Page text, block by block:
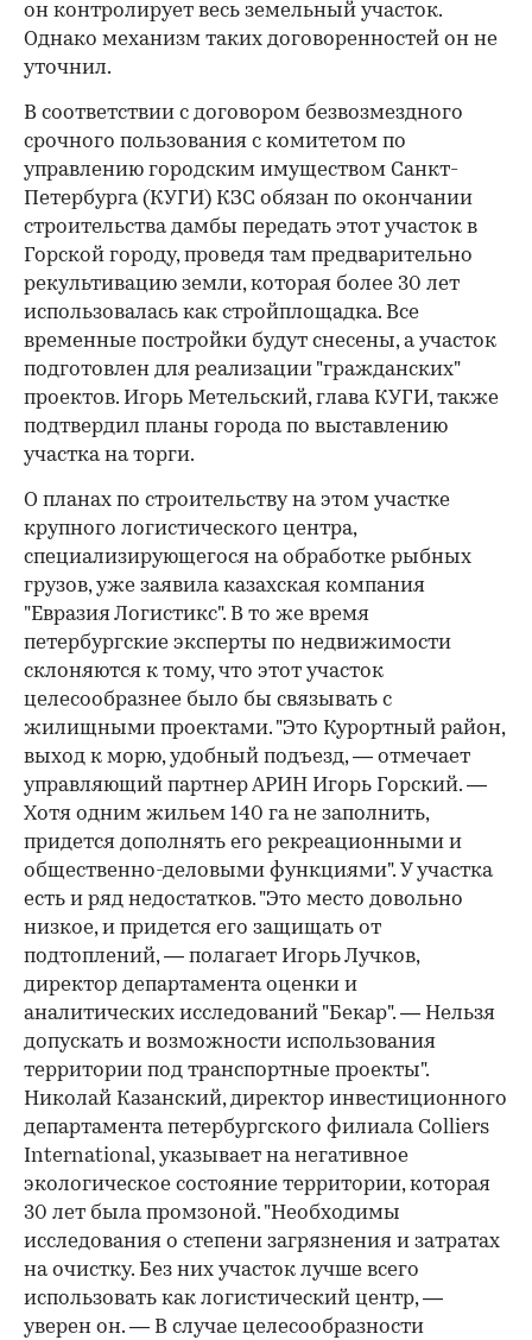
он контролирует весь земельный участок.
Однако механизм таких договоренностей он не
уточнил.
В соответствии с договором безвозмездного
срочного пользования с комитетом по
управлению городским имуществом Санкт-
Петербурга (КУГИ) КЗС обязан по окончании
строительства дамбы передать этот участок в
Горской городу, проведя там предварительно
рекультивацию земли, которая более 30 лет
использовалась как стройплощадка. Все
временные постройки будут снесены, а участок
подготовлен для реализации "гражданских"
проектов. Игорь Метельский, глава КУГИ, также
подтвердил планы города по выставлению
участка на торги.
О планах по строительству на этом участке
крупного логистического центра,
специализирующегося на обработке рыбных
грузов, уже заявила казахская компания
"Евразия Логистикс". В то же время
петербургские эксперты по недвижимости
склоняются к тому, что этот участок
целесообразнее было бы связывать с
жилищными проектами. "Это Курортный район,
выход к морю, удобный подъезд, — отмечает
управляющий партнер АРИН Игорь Горский. —
Хотя одним жильем 140 га не заполнить,
придется дополнять его рекреационными и
общественно-деловыми функциями". У участка
есть и ряд недостатков. "Это место довольно
низкое, и придется его защищать от
подтоплений, — полагает Игорь Лучков,
директор департамента оценки и
аналитических исследований "Бекар". — Нельзя
допускать и возможности использования
территории под транспортные проекты".
Николай Казанский, директор инвестиционного
департамента петербургского филиала Colliers
International, указывает на негативное
экологическое состояние территории, которая
30 лет была промзоной. "Необходимы
исследования о степени загрязнения и затратах
на очистку. Без них участок лучше всего
использовать как логистический центр, —
уверен он. — В случае целесообразности